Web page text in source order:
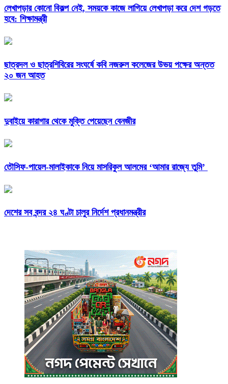
লেখাপড়ার কোনো বিকল্প নেই, সময়কে কাজে লাগিয়ে লেখাপড়া করে দেশ গড়তে
হবে: শিক্ষামন্ত্রী
ছাত্রদল ও ছাত্রশিবিরের সংঘর্ষে কবি নজরুল কলেজের উভয় পক্ষের অন্তত
২০ জন আহত
দুবাইয়ে কারাগার থেকে মুক্তি পেয়েছেন বেনজীর
তৌসিফ-পায়েল-মালাইকাকে নিয়ে মাসরিকুল আলমের ‘আমার রাজ্যে তুমি’
দেশের সব বন্দর ২৪ ঘণ্টা চালুর নির্দেশ প্রধানমন্ত্রীর